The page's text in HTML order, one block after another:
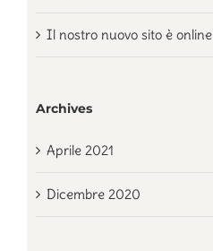
Il nostro nuovo sito è online
Archives
Aprile 2021
Dicembre 2020